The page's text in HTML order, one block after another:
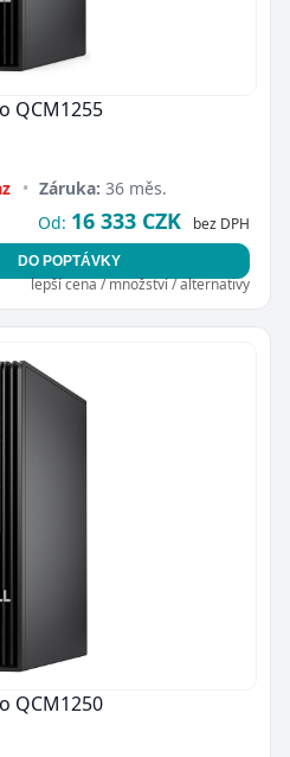
QCM1255
• Záruka: 36 měs.
Od: 16 333 CZK bez DPH
DO POPTÁVKY
lepší cena / množství / alternativy
QCM1250